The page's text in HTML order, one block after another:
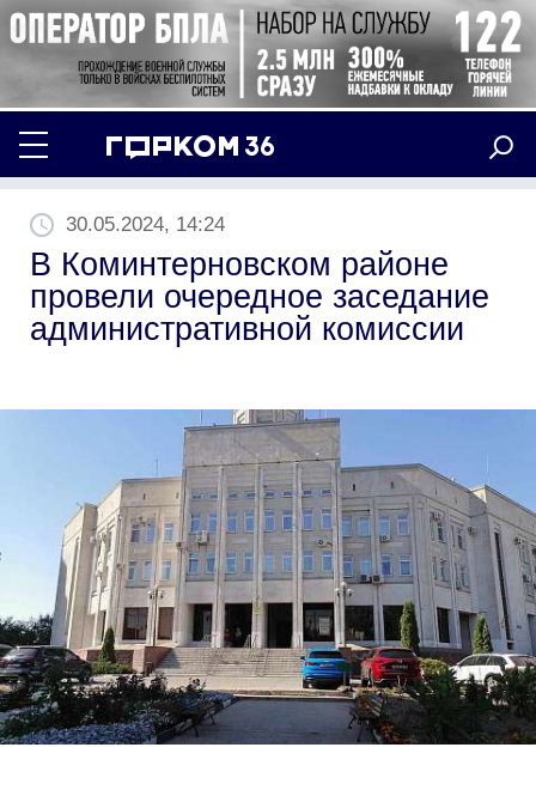
30.05.2024, 14:24
В Коминтерновском районе
провели очередное заседание
административной комиссии